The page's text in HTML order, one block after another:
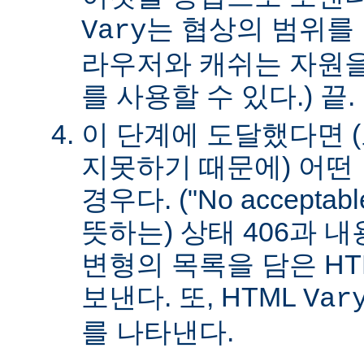
Vary는 협상의 범위
라우저와 캐쉬는 자원
를 사용할 수 있다.) 끝.
이 단계에 도달했다면
지못하기 때문에) 어
경우다. ("No
뜻하는) 상태 406과 내
변형의 목록을 담은
보낸다. 또, HTML
를 나타낸다.